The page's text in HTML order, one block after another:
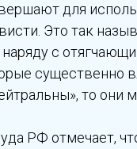
для
Это так
наряду с
существенно
то они
РФ отмечает,